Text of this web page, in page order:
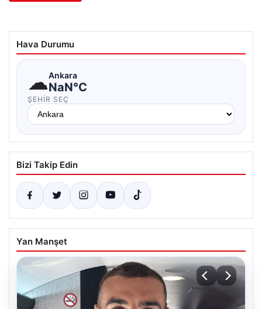
Hava Durumu
☁Ankara
NaN°C
ŞEHIR SEÇ
Bizi Takip Edin
Yan Manşet